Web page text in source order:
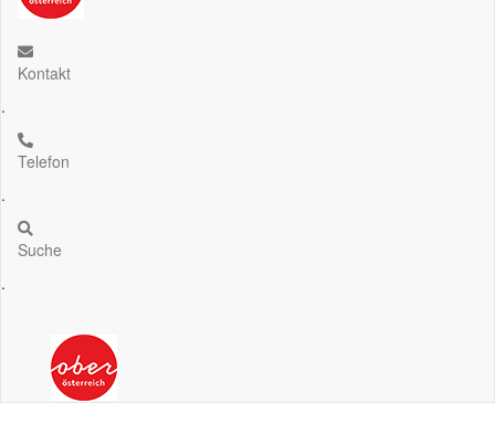
Kontakt
.
Telefon
.
Suche
.